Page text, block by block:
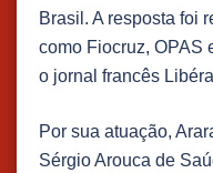
Brasil. A resposta foi
como Fiocruz, OPAS
o jornal francês
​Por sua atuação,
Sérgio Arouca de